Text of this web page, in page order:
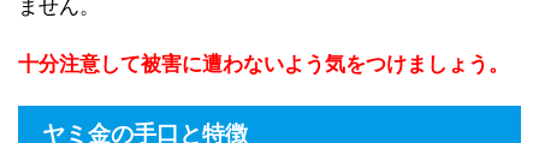
ません。
十分注意して被害に遭わないよう気をつけましょう。
ヤミ金の手口と特徴